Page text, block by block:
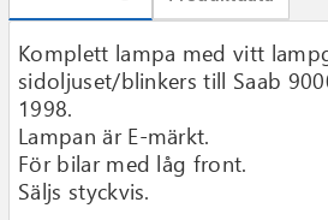
Komplett lampa med vitt
sidoljuset/blinkers till Saab
1998.
Lampan är E-märkt.
För bilar med låg front.
Säljs styckvis.